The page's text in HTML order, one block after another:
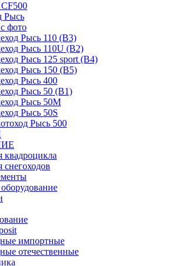
CF500
Рысь
фото
Рысь 110 (B3)
Рысь 110U (B2)
Рысь 125 sport (B4)
Рысь 150 (B5)
Рысь 400
Рысь 50 (B1)
Рысь 50M
Рысь 50S
Рысь 500
квадроцикла
снегоходов
импортные
отечественные